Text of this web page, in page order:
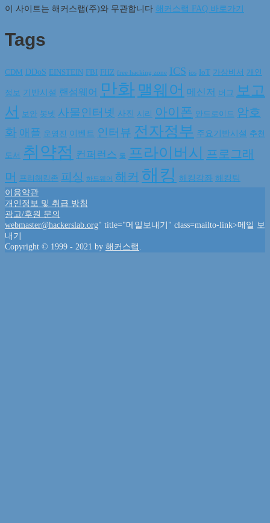
이 사이트는 해커스랩(주)와 무관합니다 해커스랩 FAQ 바로가기
Tags
CDM DDoS EINSTEIN FBI FHZ free hacking zone ICS ios IoT 가상비서 개인
정보 기반시설 랜섬웨어 만화 맬웨어 메신저 버그
보고
서
보안 봇넷 사물인터넷 사진 시리 아이폰 안드로이드 암호
화 애플 운영진 이벤트 인터뷰 전자정부 주요기반시설 추천
도서 취약점 컨퍼런스 툴 프라이버시
프로그래
머
프리해킹존 피싱 하드웨어 해커 해킹 해킹강좌 해킹팀
이용약관
개인정보 및 취급 방침
광고/후원 문의
webmaster@hackerslab.org" title="메일보내기" class=mailto-link>메일 보
내기
Copyright © 1999 - 2021 by 해커스랩